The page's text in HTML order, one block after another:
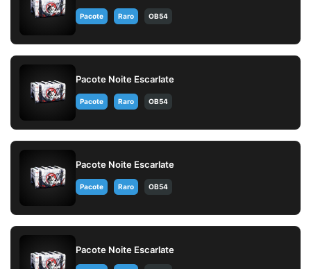
Pacote Raro OB54
Pacote Noite Escarlate
Pacote Raro OB54
Pacote Noite Escarlate
Pacote Raro OB54
Pacote Noite Escarlate